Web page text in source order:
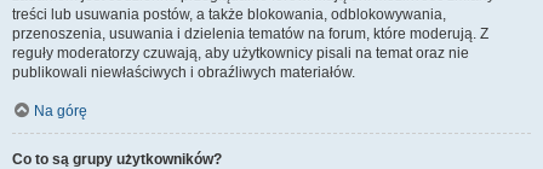
treści lub usuwania postów, a także blokowania, odblokowywania,
przenoszenia, usuwania i dzielenia tematów na forum, które moderują. Z
reguły moderatorzy czuwają, aby użytkownicy pisali na temat oraz nie
publikowali niewłaściwych i obraźliwych materiałów.
Na górę
Co to są grupy użytkowników?